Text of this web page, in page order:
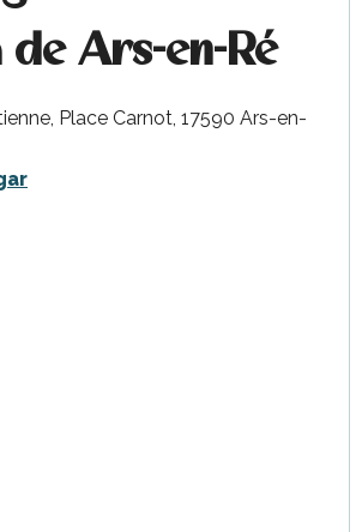
de Ars-en-Ré
Place Carnot, 17590 Ars-en-